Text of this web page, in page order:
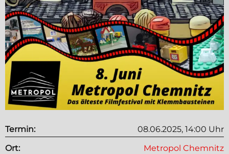
Termin:
08.06.2025, 14:00 Uhr
Ort:
Metropol Chemnitz